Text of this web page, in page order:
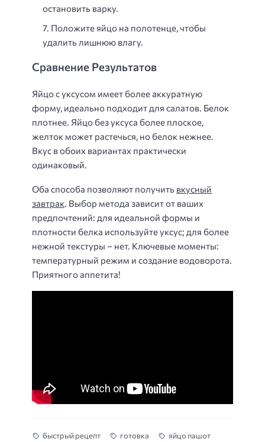
остановить варку.
Положите яйцо на полотенце, чтобы
удалить лишнюю влагу.
Сравнение Результатов
Яйцо с уксусом имеет более аккуратную
форму, идеально подходит для салатов. Белок
плотнее. Яйцо без уксуса более плоское,
желток может растечься, но белок нежнее.
Вкус в обоих вариантах практически
одинаковый.
Оба способа позволяют получить вкусный
завтрак . Выбор метода зависит от ваших
предпочтений: для идеальной формы и
плотности белка используйте уксус; для более
нежной текстуры – нет. Ключевые моменты:
температурный режим и создание водоворота.
Приятного аппетита!
быстрый рецепт готовка яйцо пашот